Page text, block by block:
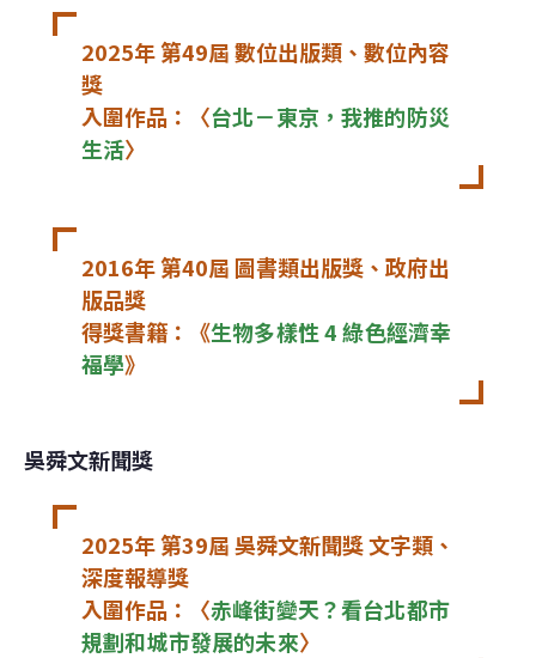
2025年 第49屆 數位出版類、數位內容
獎
入圍作品：〈台北－東京，我推的防災
生活〉
2016年 第40屆 圖書類出版獎、政府出
版品獎
得獎書籍：《生物多樣性 4 綠色經濟幸
福學》
吳舜文新聞獎
2025年 第39屆 吳舜文新聞獎 文字類、
深度報導獎
入圍作品：〈赤峰街變天？看台北都市
規劃和城市發展的未來〉